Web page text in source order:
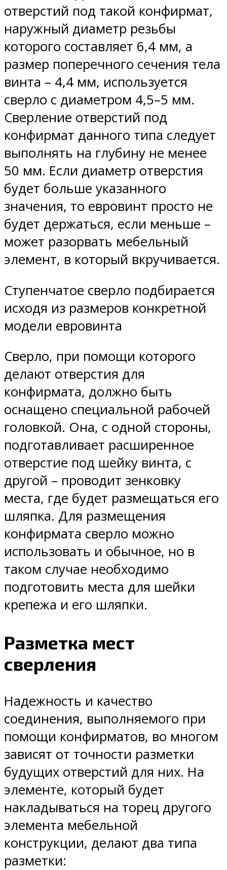
отверстий под такой конфирмат,
наружный диаметр резьбы
которого составляет 6,4 мм, а
размер поперечного сечения тела
винта – 4,4 мм, используется
сверло с диаметром 4,5–5 мм.
Сверление отверстий под
конфирмат данного типа следует
выполнять на глубину не менее
50 мм. Если диаметр отверстия
будет больше указанного
значения, то евровинт просто не
будет держаться, если меньше –
может разорвать мебельный
элемент, в который вкручивается.
Ступенчатое сверло подбирается
исходя из размеров конкретной
модели евровинта
Сверло, при помощи которого
делают отверстия для
конфирмата, должно быть
оснащено специальной рабочей
головкой. Она, с одной стороны,
подготавливает расширенное
отверстие под шейку винта, с
другой – проводит зенковку
места, где будет размещаться его
шляпка. Для размещения
конфирмата сверло можно
использовать и обычное, но в
таком случае необходимо
подготовить места для шейки
крепежа и его шляпки.
Разметка мест
сверления
Надежность и качество
соединения, выполняемого при
помощи конфирматов, во многом
зависят от точности разметки
будущих отверстий для них. На
элементе, который будет
накладываться на торец другого
элемента мебельной
конструкции, делают два типа
разметки: